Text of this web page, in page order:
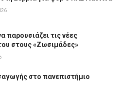
παρουσιάζει τις νέες
στους «Ζωσιμάδες»
στο πανεπιστήμιο